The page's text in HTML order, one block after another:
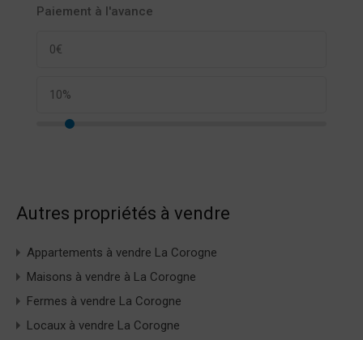
Paiement à l'avance
Autres propriétés à vendre
Appartements à vendre La Corogne
Maisons à vendre à La Corogne
Fermes à vendre La Corogne
Locaux à vendre La Corogne